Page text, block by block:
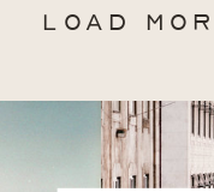
LOAD